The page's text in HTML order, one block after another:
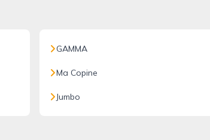
GAMMA
Ma Copine
Jumbo